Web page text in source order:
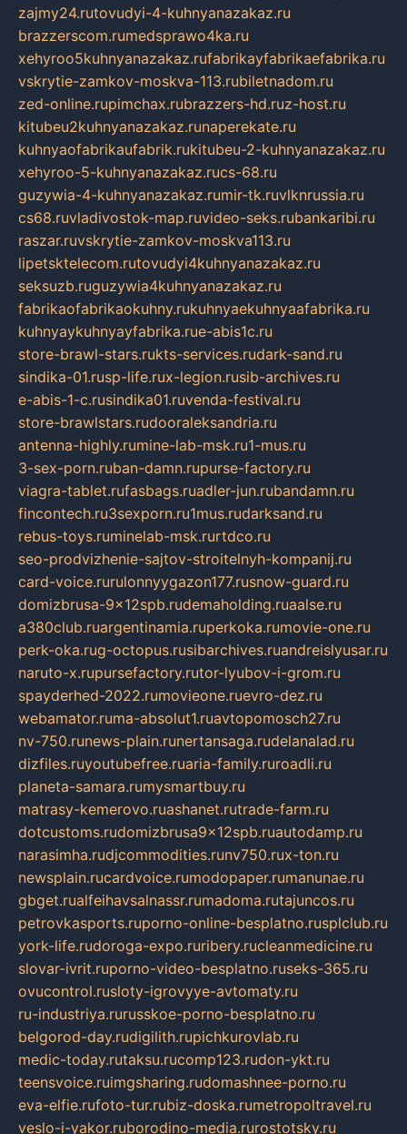
zajmy24.rutovudyi-4-kuhnyanazakaz.ru
brazzerscom.rumedsprawo4ka.ru
xehyroo5kuhnyanazakaz.rufabrikayfabrikaefabrika.ru
vskrytie-zamkov-moskva-113.rubiletnadom.ru
zed-online.rupimchax.rubrazzers-hd.ruz-host.ru
kitubeu2kuhnyanazakaz.runaperekate.ru
kuhnyaofabrikaufabrik.rukitubeu-2-kuhnyanazakaz.ru
xehyroo-5-kuhnyanazakaz.rucs-68.ru
guzywia-4-kuhnyanazakaz.rumir-tk.ruvlknrussia.ru
cs68.ruvladivostok-map.ruvideo-seks.rubankaribi.ru
raszar.ruvskrytie-zamkov-moskva113.ru
lipetsktelecom.rutovudyi4kuhnyanazakaz.ru
seksuzb.ruguzywia4kuhnyanazakaz.ru
fabrikaofabrikaokuhny.rukuhnyaekuhnyaafabrika.ru
kuhnyaykuhnyayfabrika.rue-abis1c.ru
store-brawl-stars.rukts-services.rudark-sand.ru
sindika-01.rusp-life.rux-legion.rusib-archives.ru
e-abis-1-c.rusindika01.ruvenda-festival.ru
store-brawlstars.rudooraleksandria.ru
antenna-highly.rumine-lab-msk.ru1-mus.ru
3-sex-porn.ruban-damn.rupurse-factory.ru
viagra-tablet.rufasbags.ruadler-jun.rubandamn.ru
fincontech.ru3sexporn.ru1mus.rudarksand.ru
rebus-toys.ruminelab-msk.rurtdco.ru
seo-prodvizhenie-sajtov-stroitelnyh-kompanij.ru
card-voice.rurulonnyygazon177.rusnow-guard.ru
domizbrusa-9x12spb.rudemaholding.ruaalse.ru
a380club.ruargentinamia.ruperkoka.rumovie-one.ru
perk-oka.rug-octopus.rusibarchives.ruandreislyusar.ru
naruto-x.rupursefactory.rutor-lyubov-i-grom.ru
spayderhed-2022.rumovieone.ruevro-dez.ru
webamator.ruma-absolut1.ruavtopomosch27.ru
nv-750.runews-plain.runertansaga.rudelanalad.ru
dizfiles.ruyoutubefree.ruaria-family.ruroadli.ru
planeta-samara.rumysmartbuy.ru
matrasy-kemerovo.ruashanet.rutrade-farm.ru
dotcustoms.rudomizbrusa9x12spb.ruautodamp.ru
narasimha.rudjcommodities.runv750.rux-ton.ru
newsplain.rucardvoice.rumodopaper.rumanunae.ru
gbget.rualfeihavsalnassr.rumadoma.rutajuncos.ru
petrovkasports.ruporno-online-besplatno.rusplclub.ru
york-life.rudoroga-expo.ruribery.rucleanmedicine.ru
slovar-ivrit.ruporno-video-besplatno.ruseks-365.ru
ovucontrol.rusloty-igrovyye-avtomaty.ru
ru-industriya.rurusskoe-porno-besplatno.ru
belgorod-day.rudigilith.rupichkurovlab.ru
medic-today.rutaksu.rucomp123.rudon-ykt.ru
teensvoice.ruimgsharing.rudomashnee-porno.ru
eva-elfie.rufoto-tur.rubiz-doska.rumetropoltravel.ru
veslo-i-yakor.ruborodino-media.rurostotsky.ru